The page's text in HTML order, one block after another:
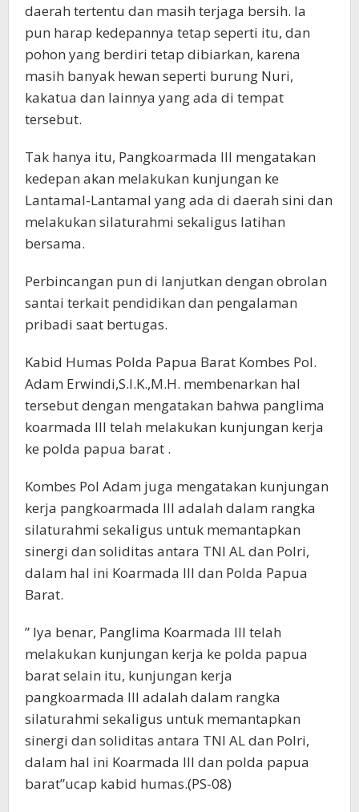
daerah tertentu dan masih terjaga bersih. Ia
pun harap kedepannya tetap seperti itu, dan
pohon yang berdiri tetap dibiarkan, karena
masih banyak hewan seperti burung Nuri,
kakatua dan lainnya yang ada di tempat
tersebut.
Tak hanya itu, Pangkoarmada III mengatakan
kedepan akan melakukan kunjungan ke
Lantamal-Lantamal yang ada di daerah sini dan
melakukan silaturahmi sekaligus latihan
bersama.
Perbincangan pun di lanjutkan dengan obrolan
santai terkait pendidikan dan pengalaman
pribadi saat bertugas.
Kabid Humas Polda Papua Barat Kombes Pol.
Adam Erwindi,S.I.K.,M.H. membenarkan hal
tersebut dengan mengatakan bahwa panglima
koarmada III telah melakukan kunjungan kerja
ke polda papua barat .
Kombes Pol Adam juga mengatakan kunjungan
kerja pangkoarmada III adalah dalam rangka
silaturahmi sekaligus untuk memantapkan
sinergi dan soliditas antara TNI AL dan Polri,
dalam hal ini Koarmada III dan Polda Papua
Barat.
” Iya benar, Panglima Koarmada III telah
melakukan kunjungan kerja ke polda papua
barat selain itu, kunjungan kerja
pangkoarmada III adalah dalam rangka
silaturahmi sekaligus untuk memantapkan
sinergi dan soliditas antara TNI AL dan Polri,
dalam hal ini Koarmada III dan polda papua
barat”ucap kabid humas.(PS-08)